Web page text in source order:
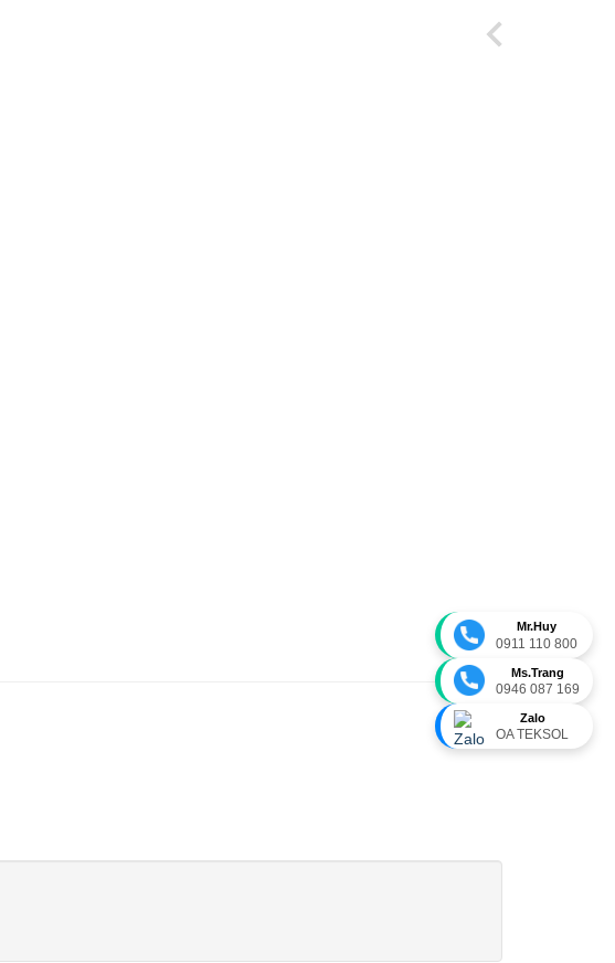
Mr.Huy
0911 110 800
Ms.Trang
0946 087 169
Zalo
OA TEKSOL